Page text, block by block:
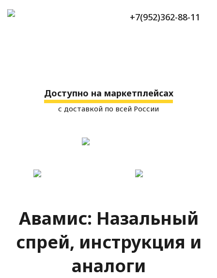
+7(952)362-88-11
Доступно на маркетплейсах
с доставкой по всей России
Авамис: Назальный
спрей, инструкция и
аналоги